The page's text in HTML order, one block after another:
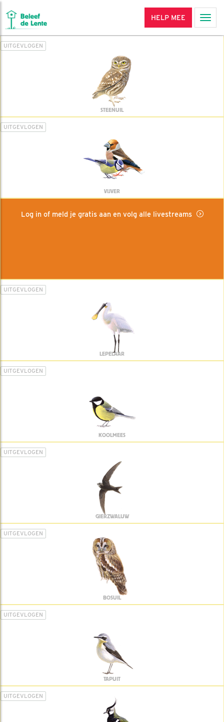
HELP MEE
UITGEVLOGEN
STEENUIL
UITGEVLOGEN
VIJVER
Log in of meld je gratis aan en volg alle livestreams
UITGEVLOGEN
LEPELAAR
UITGEVLOGEN
KOOLMEES
UITGEVLOGEN
GIERZWALUW
UITGEVLOGEN
BOSUIL
UITGEVLOGEN
TAPUIT
UITGEVLOGEN